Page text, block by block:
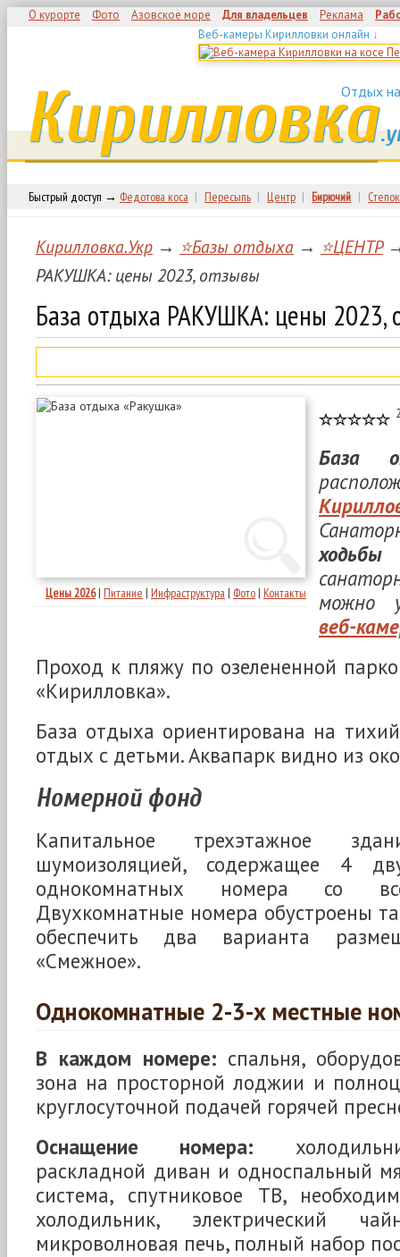
О курорте Фото Азовское море Для владельцев Реклама
Веб-камеры Кирилловки онлайн ↓
Отдых
Кирилловка
Быстрый доступ → Федотова коса | Пересыпь | Центр | Бирючий | Степок
Кирилловка.Укр → ⭐Базы отдыха → ⭐ЦЕНТР→
РАКУШКА: цены 2023, отзывы
База отдыха РАКУШКА: цены 2023,
Цены 2026| Питание | Инфраструктура | Фото | Контакты
База
ходьбы
можно
веб-
Проход к пляжу по озелененной
«Кирилловка».
База отдыха ориентирована на
отдых с детьми. Аквапарк видно из
Номерной фонд
Капитальное трехэтажное
шумоизоляцией, содержащее 4
однокомнатных номера со
Двухкомнатные номера обустроены
обеспечить два варианта
«Смежное».
Однокомнатные 2-3-х местные
В каждом номере: спальня,
зона на просторной лоджии и
круглосуточной подачей горячей
Оснащение номера:
раскладной диван и односпальный
система, спутниковое ТВ,
холодильник, электрический
микроволновая печь, полный набор